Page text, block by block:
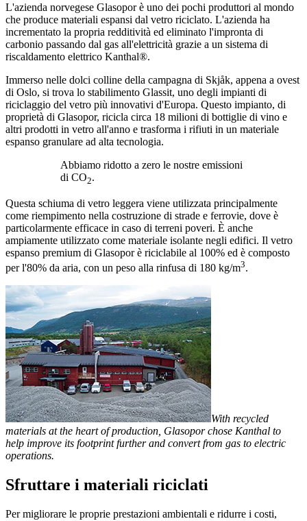
L'azienda norvegese Glasopor è uno dei pochi produttori al mondo
che produce materiali espansi dal vetro riciclato. L'azienda ha
incrementato la propria redditività ed eliminato l'impronta di
carbonio passando dal gas all'elettricità grazie a un sistema di
riscaldamento elettrico Kanthal®.
Immerso nelle dolci colline della campagna di Skjåk, appena a ovest
di Oslo, si trova lo stabilimento Glassit, uno degli impianti di
riciclaggio del vetro più innovativi d'Europa. Questo impianto, di
proprietà di Glasopor, ricicla circa 18 milioni di bottiglie di vino e
altri prodotti in vetro all'anno e trasforma i rifiuti in un materiale
espanso granulare ad alta tecnologia.
Abbiamo ridotto a zero le nostre emissioni
di CO2.
Questa schiuma di vetro leggera viene utilizzata principalmente
come riempimento nella costruzione di strade e ferrovie, dove è
particolarmente efficace in caso di terreni poveri. È anche
ampiamente utilizzato come materiale isolante negli edifici. Il vetro
espanso premium di Glasopor è riciclabile al 100% ed è composto
per l'80% da aria, con un peso alla rinfusa di 180 kg/m3.
With recycled
materials at the heart of production, Glasopor chose Kanthal to
help improve its footprint further and convert from gas to electric
operations.
Sfruttare i materiali riciclati
Per migliorare le proprie prestazioni ambientali e ridurre i costi,